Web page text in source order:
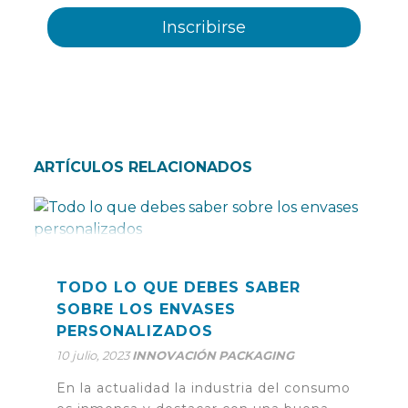
ARTÍCULOS RELACIONADOS
TODO LO QUE DEBES SABER
SOBRE LOS ENVASES
PERSONALIZADOS
10 julio, 2023 INNOVACIÓN PACKAGING
En la actualidad la industria del consumo